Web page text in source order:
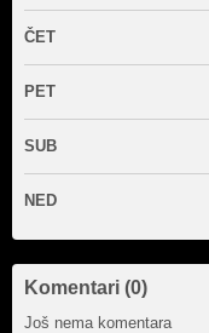
ČET
PET
SUB
NED
Komentari (0)
Još nema komentara